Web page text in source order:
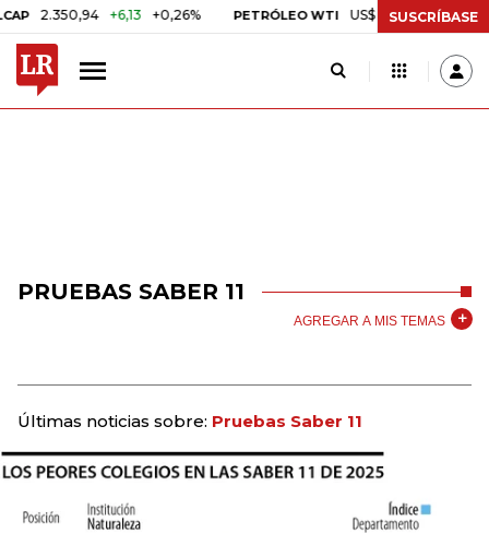
+6,13 +0,26% PETRÓLEO WTI US$ 78,01 US$ 2,92
SUSCRÍBASE
PRUEBAS SABER 11
AGREGAR A MIS TEMAS
Últimas noticias sobre: Pruebas Saber 11